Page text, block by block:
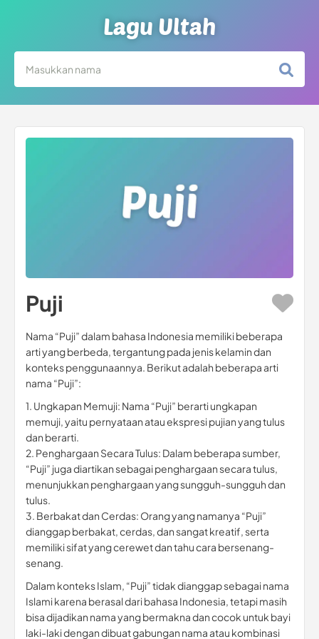
Lagu Ultah
Puji
Nama “Puji” dalam bahasa Indonesia memiliki beberapa
arti yang berbeda, tergantung pada jenis kelamin dan
konteks penggunaannya. Berikut adalah beberapa arti
nama “Puji”:
1. Ungkapan Memuji: Nama “Puji” berarti ungkapan
memuji, yaitu pernyataan atau ekspresi pujian yang tulus
dan berarti.
2. Penghargaan Secara Tulus: Dalam beberapa sumber,
“Puji” juga diartikan sebagai penghargaan secara tulus,
menunjukkan penghargaan yang sungguh-sungguh dan
tulus.
3. Berbakat dan Cerdas: Orang yang namanya “Puji”
dianggap berbakat, cerdas, dan sangat kreatif, serta
memiliki sifat yang cerewet dan tahu cara bersenang-
senang.
Dalam konteks Islam, “Puji” tidak dianggap sebagai nama
Islami karena berasal dari bahasa Indonesia, tetapi masih
bisa dijadikan nama yang bermakna dan cocok untuk bayi
laki-laki dengan dibuat gabungan nama atau kombinasi